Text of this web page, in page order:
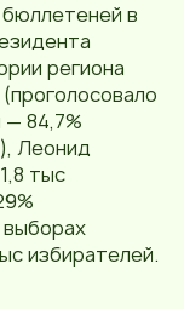
в
региона
— 84,7%
Леонид
тыс
выборах
избирателей.